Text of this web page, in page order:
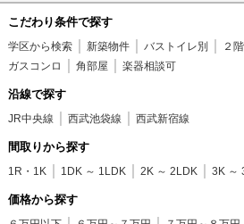
こだわり条件で探す
学区から検索 新築物件 バストイレ別 ２
ガスコンロ
角部屋 楽器相談可
沿線で探す
JR中央線 西武池袋線 西武新宿線
間取りから探す
1R・1K 1DK ～ 1LDK 2K ～ 2LDK 3K ～
価格から探す